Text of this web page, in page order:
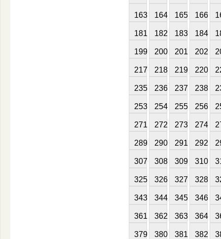
163 164 165 166
181 182 183 184
199 200 201 202
217 218 219 220
235 236 237 238
253 254 255 256
271 272 273 274
289 290 291 292
307 308 309 310
325 326 327 328
343 344 345 346
361 362 363 364
379 380 381 382